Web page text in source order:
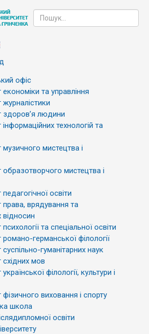
офіс
та управління
здоров’я людини
технологій та
мистецтва і
образотворчого мистецтва і
освіти
права, врядування та
та спеціальної освіти
германської філології
гуманітарних наук
східних мов
філології, культури і
виховання і спорту
школа
освіти